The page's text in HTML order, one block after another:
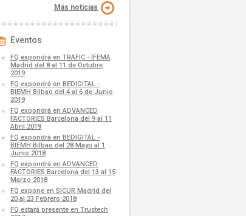
Más noticias
Eventos
FQ expondrá en TRAFIC - IFEMA
Madrid del 8 al 11 de Octubre
2019
FQ expondrá en BEDIGITAL -
BIEMH Bilbao del 4 al 6 de Junio
2019
FQ expondrá en ADVANCED
FACTORIES Barcelona del 9 al 11
Abril 2019
FQ expondrá en BEDIGITAL -
BIEMH Bilbao del 28 Mayo al 1
Junio 2018
FQ expondrá en ADVANCED
FACTORIES Barcelona del 13 al 15
Marzo 2018
FQ expone en SICUR Madrid del
20 al 23 Febrero 2018
FQ estará presente en Trustech